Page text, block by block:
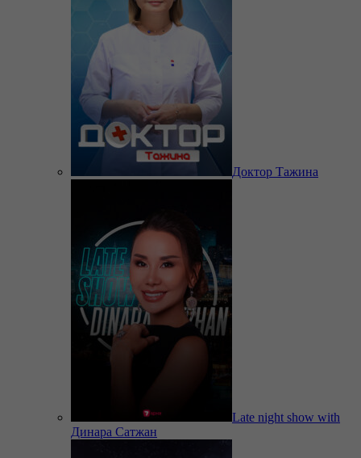
Доктор Тажина
Late night show with
Динара Сатжан